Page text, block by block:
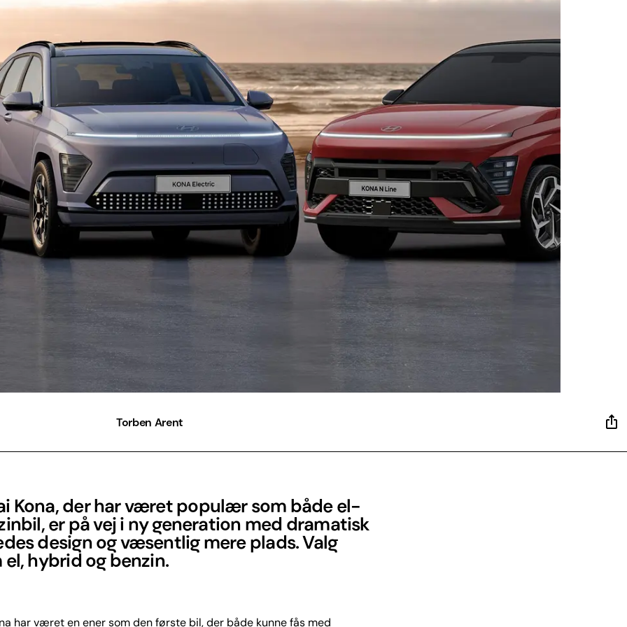
Torben Arent
Kona, der har været populær som både el-
er på vej i ny generation med dramatisk
design og væsentlig mere plads. Valg
hybrid og benzin.
har været en ener som den første bil, der både kunne fås med